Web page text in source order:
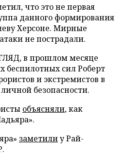
что это не первая
данного формирования
Херсоне. Мирные
не пострадали.
в прошлом месяце
беспилотных сил Роберт
и экстремистов в
безопасности.
объясняли, как
заметилиу Рай-